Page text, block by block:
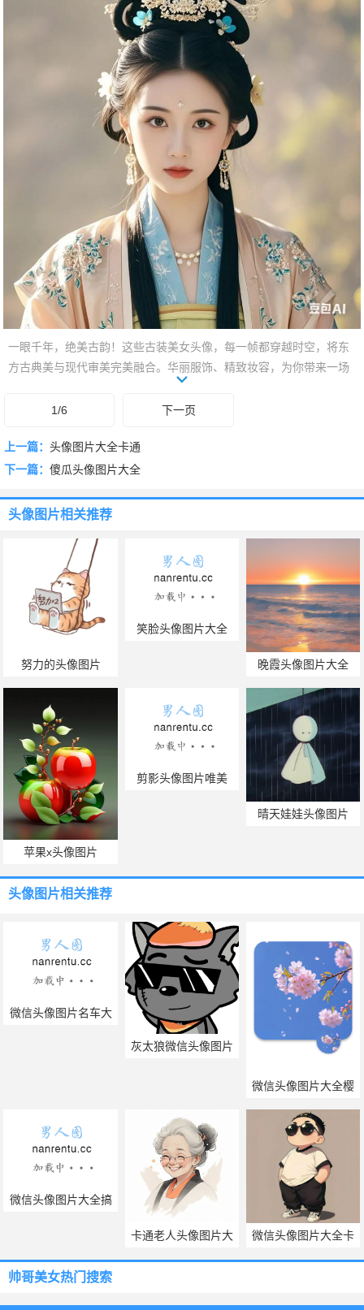
一眼千年，绝美古韵！这些古装美女头像，每一帧都穿越时空，将东
方古典美与现代审美完美融合。华丽服饰、精致妆容，为你带来一场
极致的视觉盛宴。快来挑选你的专属东方美人，让头像焕发独特魅
力，惊艳朋友圈！
1/6 下一页
上一篇： 头像图片大全卡通
下一篇： 傻瓜头像图片大全
头像图片相关推荐
努力的头像图片
笑脸头像图片大全
晚霞头像图片大全
苹果x头像图片
剪影头像图片唯美
晴天娃娃头像图片
头像图片相关推荐
微信头像图片名车大
灰太狼微信头像图片
微信头像图片大全樱
花
微信头像图片大全搞
卡通老人头像图片大
全
微信头像图片大全卡
通男
帅哥美女热门搜索